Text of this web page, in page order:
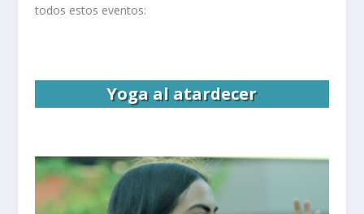
todos estos eventos:
Yoga al atardecer